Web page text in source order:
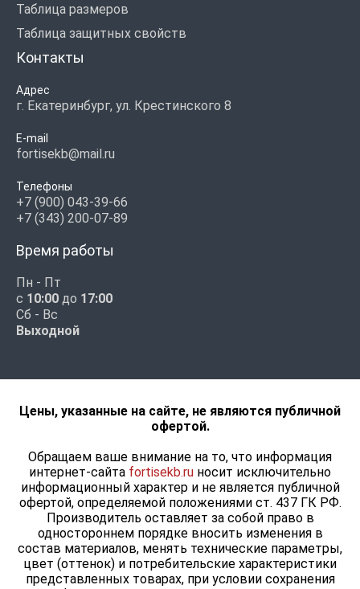
Таблица размеров
Таблица защитных свойств
Контакты
Адрес
г. Екатеринбург, ул. Крестинского 8
E-mail
fortisekb@mail.ru
Телефоны
+7 (900) 043-39-66
+7 (343) 200-07-89
Время работы
Пн - Пт
с 10:00 до 17:00
Сб - Вс
Выходной
Цены, указанные на сайте, не являются публичной
офертой.
Обращаем ваше внимание на то, что информация
интернет-сайта fortisekb.ru носит исключительно
информационный характер и не является публичной
офертой, определяемой положениями ст. 437 ГК РФ.
Производитель оставляет за собой право в
одностороннем порядке вносить изменения в
состав материалов, менять технические параметры,
цвет (оттенок) и потребительские характеристики
представленных товарах, при условии сохранения